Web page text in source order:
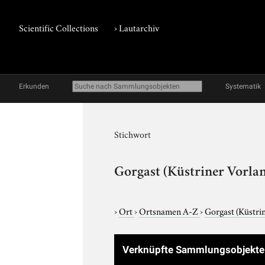
Scientific Collections ›Lautarchiv
Erkunden Systematik
Stichwort
Gorgast (Küstriner
›Ort›Ortsnamen A-Z›Gorgast
Verknüpfte Sammlungsobjekte